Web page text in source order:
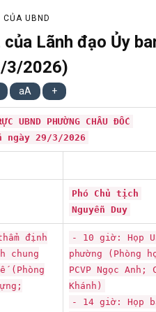
CỦA UBND
Lãnh đạo Ủy
3/2026)
aA +
UBND PHƯỜNG CHÂU ĐỐC
ngày 29/3/2026
Phó Chủ tịch
Nguyễn Duy
định
chung
(Phòng
- 10 giờ: Họp
phường (Phòng
PCVP Ngọc Anh;
Khánh)
- 14 giờ: Họp